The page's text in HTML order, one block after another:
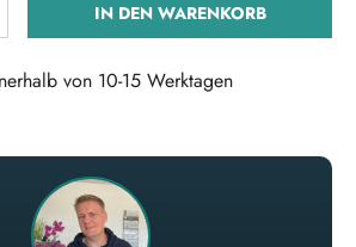
ERHÖHENIN DEN WARENKORB
von 10-15 Werktagen